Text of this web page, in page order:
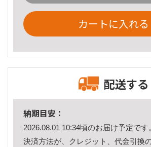
カートに入れる
配送する
納期目安：
2026.08.01 10:34頃のお届け予定です
決済方法が、クレジット、代金引換